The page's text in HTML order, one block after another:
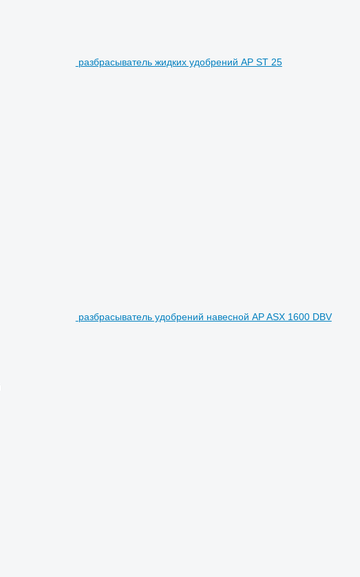
разбрасыватель жидких удобрений AP ST 25
разбрасыватель удобрений навесной AP ASX 1600 DBV